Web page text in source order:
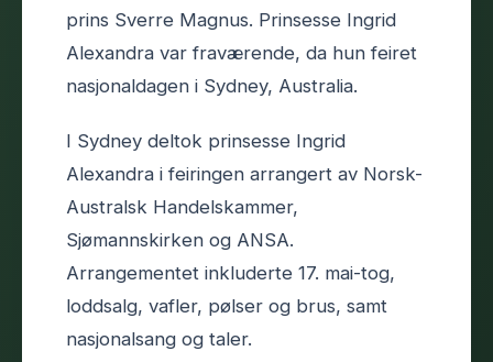
prins Sverre Magnus. Prinsesse Ingrid
Alexandra var fraværende, da hun feiret
nasjonaldagen i Sydney, Australia.
I Sydney deltok prinsesse Ingrid
Alexandra i feiringen arrangert av Norsk-
Australsk Handelskammer,
Sjømannskirken og ANSA.
Arrangementet inkluderte 17. mai-tog,
loddsalg, vafler, pølser og brus, samt
nasjonalsang og taler.